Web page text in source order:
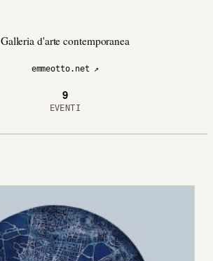
Galleria d'arte contemporanea
emmeotto.net ↗
9
EVENTI